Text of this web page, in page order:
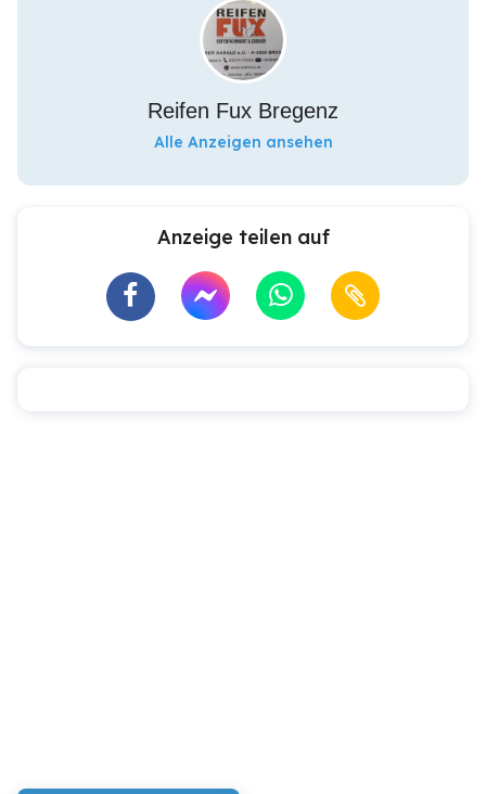
Reifen Fux Bregenz
Alle Anzeigen ansehen
Anzeige teilen auf